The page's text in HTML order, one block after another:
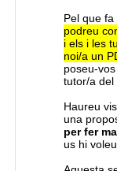
Pel que fa
podreu
i els i les
noi/a un
poseu-
tutor/a del
Haureu
una
per fer
us hi